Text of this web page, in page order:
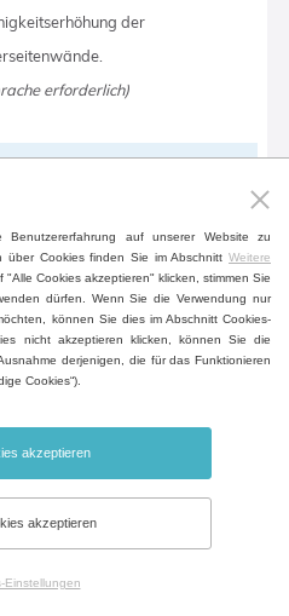
der
erforderlich)
Flexibilität inklusive der
Dokumentablegen.
404, 707, 1212)
auf eine offene Tür, die
kann man einstellen.
auf unserer Website zu
über Cookies finden Sie im Abschnitt Weitere
"Alle Cookies akzeptieren" klicken, stimmen Sie
dürfen. Wenn Sie die Verwendung nur
können Sie dies im Abschnitt Cookies-
nicht akzeptieren klicken, können Sie die
derjenigen, die für das Funktionieren
Cookies“).
akzeptieren
akzeptieren
Einstellungen